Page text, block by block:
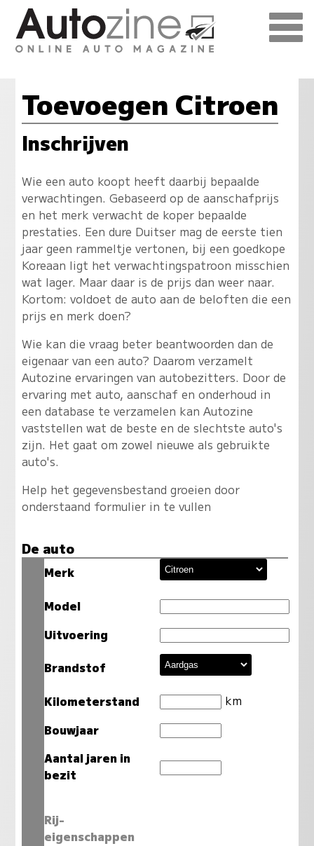
Toevoegen Citroen
Inschrijven
Wie een auto koopt heeft daarbij bepaalde
verwachtingen. Gebaseerd op de aanschafprijs
en het merk verwacht de koper bepaalde
prestaties. Een dure Duitser mag de eerste tien
jaar geen rammeltje vertonen, bij een goedkope
Koreaan ligt het verwachtingspatroon misschien
wat lager. Maar daar is de prijs dan weer naar.
Kortom: voldoet de auto aan de beloften die een
prijs en merk doen?
Wie kan die vraag beter beantwoorden dan de
eigenaar van een auto? Daarom verzamelt
Autozine ervaringen van autobezitters. Door de
ervaring met auto, aanschaf en onderhoud in
een database te verzamelen kan Autozine
vaststellen wat de beste en de slechtste auto's
zijn. Het gaat om zowel nieuwe als gebruikte
auto's.
Help het gegevensbestand groeien door
onderstaand formulier in te vullen
De auto
Merk
Model
Uitvoering
Brandstof
Kilometerstand
km
Bouwjaar
Aantal jaren in
bezit
Rij-
eigenschappen